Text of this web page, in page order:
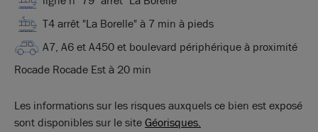
T4 arrêt "La Borelle" à 7 min à pieds
A7, A6 et A450 et boulevard périphérique à proximité
Rocade Rocade Est à 20 min
Les informations sur les risques auxquels ce bien est exposé
sont disponibles sur le siteGéorisques.